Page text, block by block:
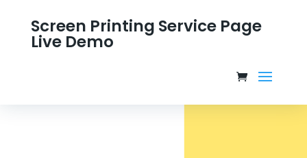
Screen Printing Service Page
Live Demo